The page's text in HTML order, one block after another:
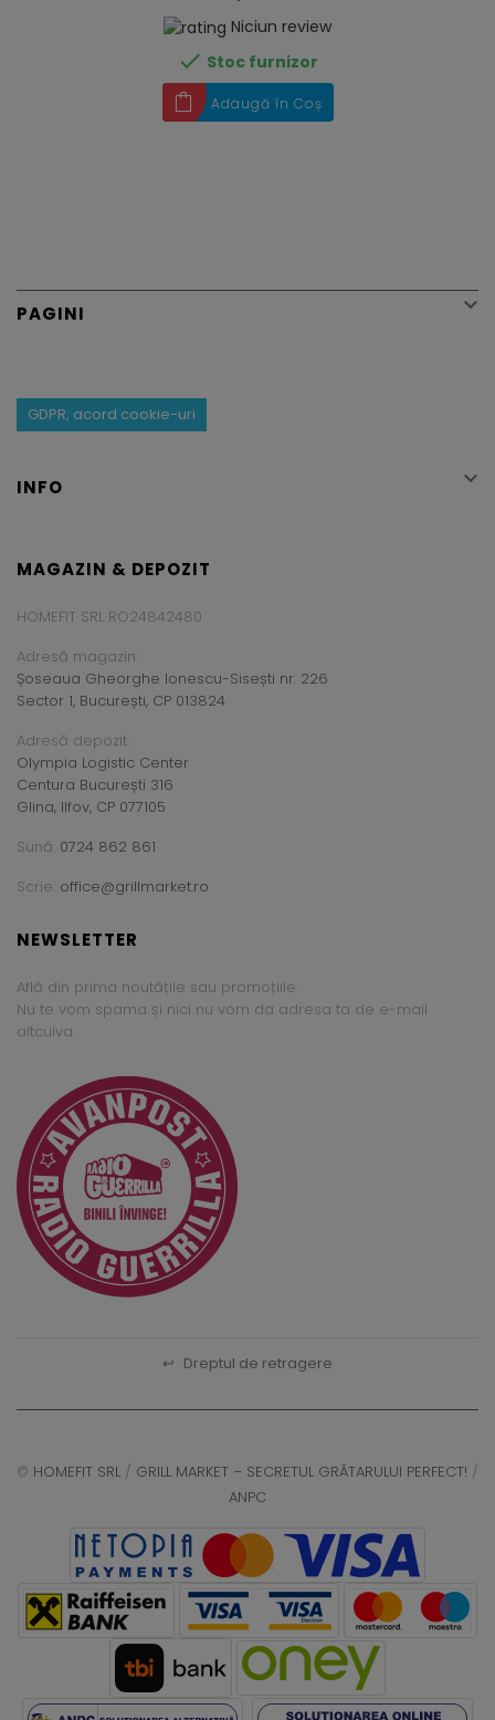
Niciun review
 Stoc furnizor
Adaugă în Coș
PAGINI 
GDPR, acord cookie-uri
INFO 
MAGAZIN & DEPOZIT
HOMEFIT SRL RO24842480
Adresă magazin:
Șoseaua Gheorghe Ionescu-Sisești nr. 226
Sector 1, București, CP 013824
Adresă depozit:
Olympia Logistic Center
Centura București 316
Glina, Ilfov, CP 077105
Sună: 0724 862 861
Scrie: office@grillmarket.ro
NEWSLETTER
Află din prima noutățile sau promoțiile.
Nu te vom spama și nici nu vom da adresa ta de e-mail
altcuiva.
↩ Dreptul de retragere
© HOMEFIT SRL / GRILL MARKET – SECRETUL GRĂTARULUI PERFECT! /
ANPC